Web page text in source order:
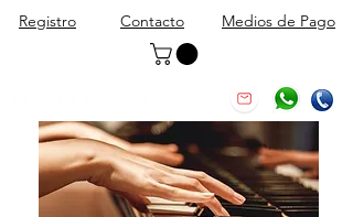
Registro Contacto Medios de Pago